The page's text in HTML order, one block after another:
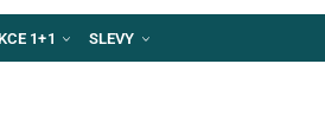
1+1 SLEVY